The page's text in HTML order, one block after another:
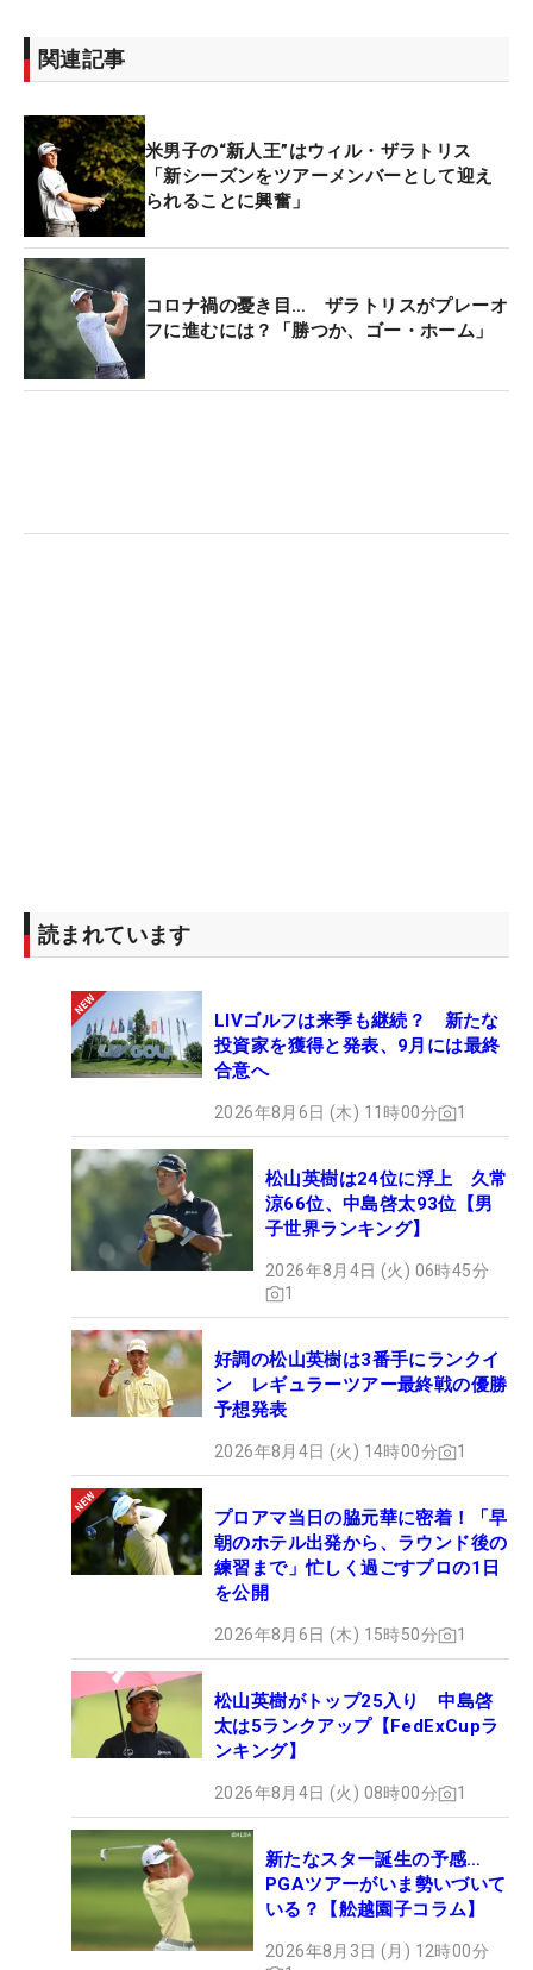
かう。
出場し上位争いを演じ4位タイ、新シーズンの開幕
戦でも3位に入った点が評価された。
3番手にサム・バーンズ
ンジェ（韓国）。松山英樹ら日本人選手含め、トッ
プランカーは出場しない。
関連記事
米男子の“新人王”はウィル・ザラトリス
「新シーズンをツアーメンバーとして迎え
られることに興奮」
コロナ禍の憂き目… ザラトリスがプレーオ
フに進むには？「勝つか、ゴー・ホーム」
読まれています
LIVゴルフは来季も継続？ 新たな
投資家を獲得と発表、9月には最終
合意へ
2026年8月6日 (木) 11時00分 1
松山英樹は24位に浮上 久常
涼66位、中島啓太93位【男
子世界ランキング】
2026年8月4日 (火) 06時45分
1
好調の松山英樹は3番手にランクイ
ン レギュラーツアー最終戦の優勝
予想発表
2026年8月4日 (火) 14時00分 1
プロアマ当日の脇元華に密着！「早
朝のホテル出発から、ラウンド後の
練習まで」忙しく過ごすプロの1日
を公開
2026年8月6日 (木) 15時50分 1
松山英樹がトップ25入り 中島啓
太は5ランクアップ【FedExCupラ
ンキング】
2026年8月4日 (火) 08時00分 1
新たなスター誕生の予感…
PGAツアーがいま勢いづいて
いる？【舩越園子コラム】
2026年8月3日 (月) 12時00分